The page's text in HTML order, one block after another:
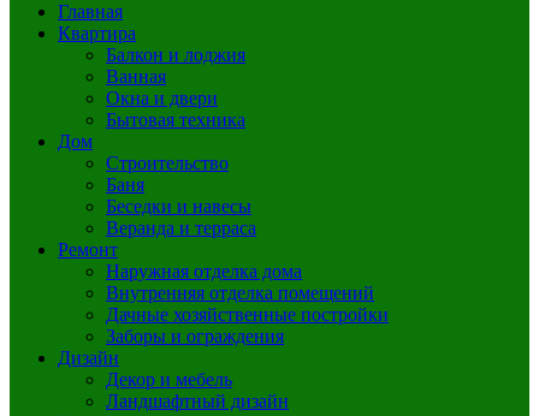
Главная
Квартира
Балкон и лоджия
Ванная
Окна и двери
Бытовая техника
Дом
Строительство
Баня
Беседки и навесы
Веранда и терраса
Ремонт
Наружная отделка дома
Внутренняя отделка помещений
Дачные хозяйственные постройки
Заборы и ограждения
Дизайн
Декор и мебель
Ландшафтный дизайн